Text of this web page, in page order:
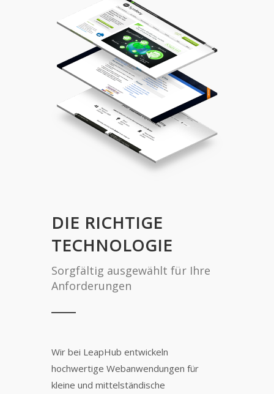
DIE RICHTIGE
TECHNOLOGIE
Sorgfältig ausgewählt für Ihre
Anforderungen
Wir bei LeapHub entwickeln
hochwertige Webanwendungen für
kleine und mittelständische